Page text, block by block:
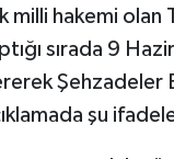
milli hakemi
sırada 9
Şehzadeler
şu